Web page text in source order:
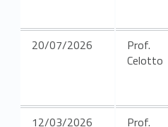
s
i
20/07/2026
Prof.
Celotto
12/03/2026
Prof.